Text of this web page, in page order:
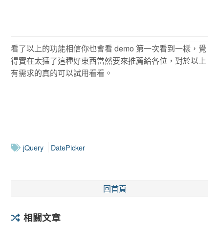
看了以上的功能相信你也會看 demo 第一次看到一樣，覺
得實在太猛了這種好東西當然要來推薦給各位，對於以上
有需求的真的可以試用看看。
jQuery DatePicker
回首頁
相關文章